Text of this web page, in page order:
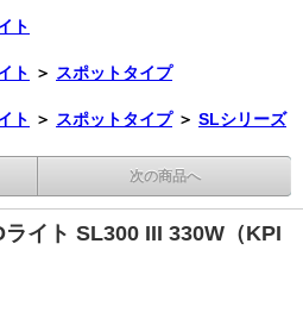
ト
ト ＞ スポットタイプ
ト ＞ スポットタイプ ＞ SLシリーズ
次の商品へ
イト SL300 III 330W（KPI